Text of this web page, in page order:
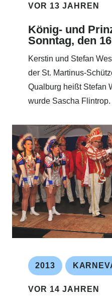
VOR 13 JAHREN
König- und
Sonntag, den
Kerstin und Stefan
der St. Martinus-
Qualburg heißt Stefan
wurde Sascha
2013
VOR 14 JAHREN